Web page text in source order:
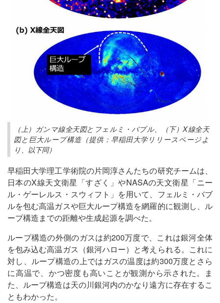
（上）ガンマ線全天図とフェルミ・バブル、（下）X線全天
図と巨大ループ構造（提供：早稲田大学リリースページよ
り、以下同）
早稲田大学理工学術院の片岡淳さんたちの研究チームは、
日本のX線天文衛星「すざく」やNASAの天文衛星「ニー
ル・ゲーレルス・スウィフト」を用いて、フェルミ・バブ
ルを包む高温ガスや巨大ループ構造を網羅的に観測し、ル
ープ構造までの距離や生成起源を調べた。
ループ構造の外側のガスは約200万度で、これは銀河全体
を包み込む高温ガス（銀河ハロー）と考えられる。これに
対し、ループ構造の上ではガスの温度は約300万度とさら
に高温で、かつ密度も高いことが観測から示された。ま
た、ループ構造は天の川銀河内のかなり遠方に存在するこ
ともわかった。